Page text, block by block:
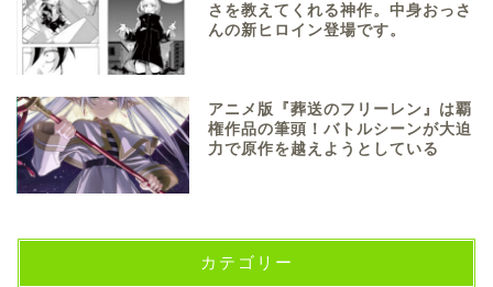
さを教えてくれる神作。中身おっさ
んの新ヒロイン登場です。
アニメ版『葬送のフリーレン』は覇
権作品の筆頭！バトルシーンが大迫
力で原作を越えようとしている
カテゴリー